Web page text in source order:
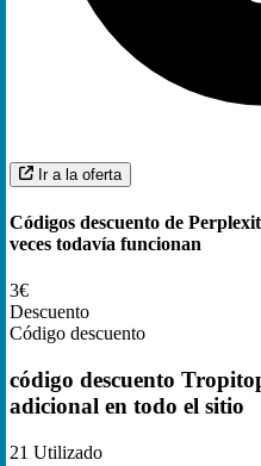
Ir a la oferta
Códigos descuento de
veces todavía funcionan
3€
Descuento
Código descuento
código descuento
adicional en todo el sitio
21 Utilizado